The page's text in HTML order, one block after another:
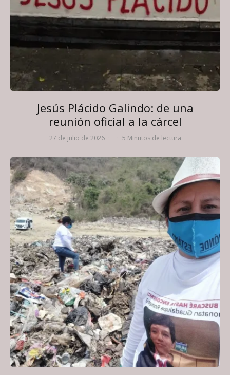
Jesús Plácido Galindo: de una
reunión oficial a la cárcel
27 de julio de 2026 · · 5 Minutos de lectura